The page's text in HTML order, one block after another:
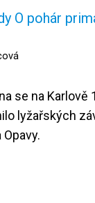
O pohár
se na Karlově
lyžařských